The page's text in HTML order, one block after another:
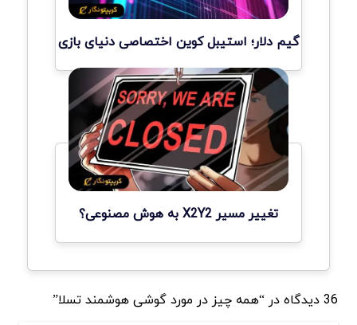
گیم دلار؛ استیبل کوین اختصاصی دنیای بازی
تغییر مسیر X2Y2 به هوش مصنوعی؟
36 دیدگاه در “همه چیز در مورد گوشی هوشمند تسلا”